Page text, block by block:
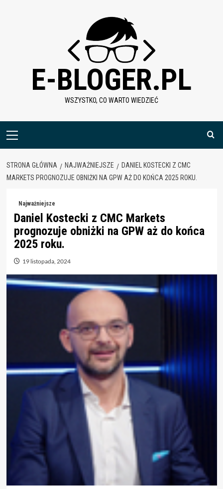
E-BLOGER.PL
WSZYSTKO, CO WARTO WIEDZIEĆ
Menu
STRONA GŁÓWNA NAJWAŻNIEJSZE
DANIEL KOSTECKI Z CMC
MARKETS PROGNOZUJE OBNIŻKI NA GPW AŻ DO KOŃCA 2025 ROKU.
Najważniejsze
Daniel Kostecki z CMC Markets
prognozuje obniżki na GPW aż do końca
2025 roku.
19 listopada, 2024